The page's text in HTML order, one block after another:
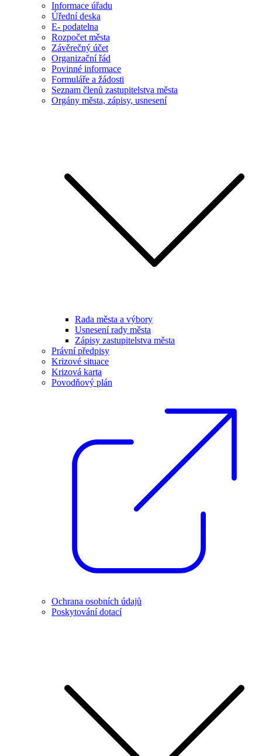
Informace úřadu
Úřední deska
E- podatelna
Rozpočet města
Závěrečný účet
Organizační řád
Povinné informace
Formuláře a žádosti
Seznam členů zastupitelstva města
Orgány města, zápisy, usnesení
Rada města a výbory
Usnesení rady města
Zápisy zastupitelstva města
Právní předpisy
Krizové situace
Krizová karta
Povodňový plán
Ochrana osobních údajů
Poskytování dotací